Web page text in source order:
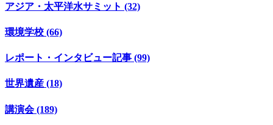
アジア・太平洋水サミット (32)
環境学校 (66)
レポート・インタビュー記事 (99)
世界遺産 (18)
講演会 (189)